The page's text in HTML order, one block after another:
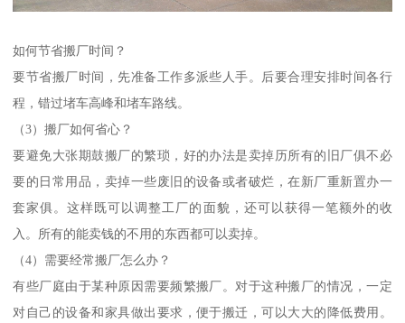
如何节省搬厂时间？
要节省搬厂时间，先准备工作多派些人手。后要合理安排时间各行
程，错过堵车高峰和堵车路线。
（3）搬厂如何省心？
要避免大张期鼓搬厂的繁琐，好的办法是卖掉历所有的旧厂俱不必
要的日常用品，卖掉一些废旧的设备或者破烂，在新厂重新置办一
套家俱。这样既可以调整工厂的面貌，还可以获得一笔额外的收
入。所有的能卖钱的不用的东西都可以卖掉。
（4）需要经常搬厂怎么办？
有些厂庭由于某种原因需要频繁搬厂。对于这种搬厂的情况，一定
对自己的设备和家具做出要求，便于搬迁，可以大大的降低费用。